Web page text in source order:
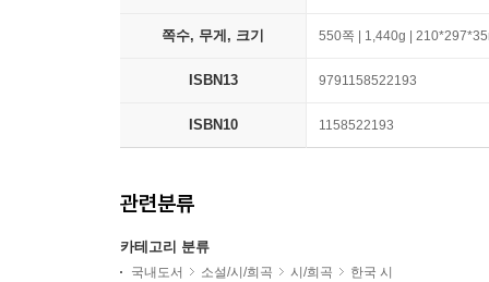
쪽수, 무게, 크기 550쪽 | 1,440g |
ISBN13 9791158522193
ISBN10 1158522193
관련분류
카테고리 분류
국내도서 소설/시/희곡 시/희곡 한국 시